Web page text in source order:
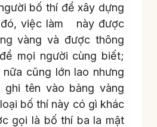
bố thí để xây dựng
đó, việc làm này được
vàng và được thông
mọi người cùng biết;
cũng lớn lao nhưng
ghi tên vào bảng vàng
bố thí này có gì khác
gọi là bố thí ba la mật